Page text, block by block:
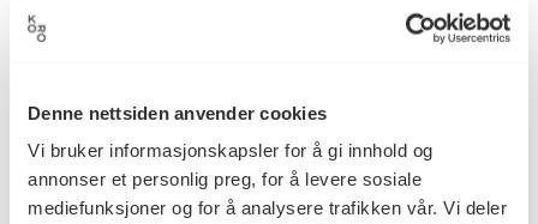
Denne nettsiden anvender cookies
Vi bruker informasjonskapsler for å gi innhold og
annonser et personlig preg, for å levere sosiale
mediefunksjoner og for å analysere trafikken vår. Vi deler
Detaljer
Datering 2003
Kunstner John Waters